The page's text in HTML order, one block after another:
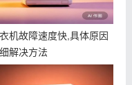
机故障速度快,具体原因
解决方法